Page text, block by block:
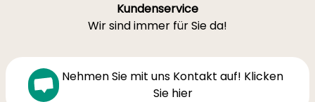
Kundenservice
Wir sind immer für Sie da!
Nehmen Sie mit uns Kontakt auf! Klicken
Sie hier